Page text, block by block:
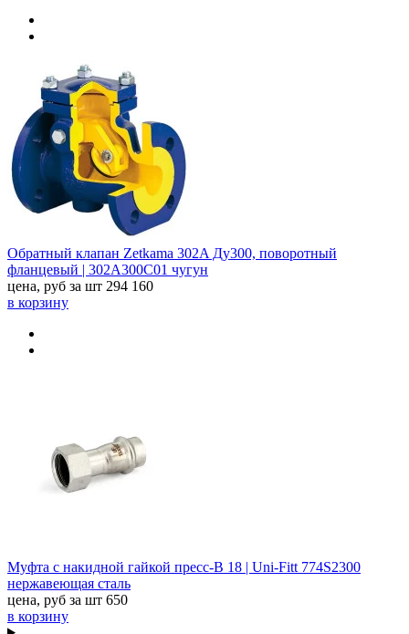
Обратный клапан Zetkama 302A Ду300, поворотный
фланцевый | 302А300С01 чугун
цена, руб за шт 294 160
в корзину
Муфта с накидной гайкой пресс-В 18 | Uni-Fitt 774S2300
нержавеющая сталь
цена, руб за шт 650
в корзину